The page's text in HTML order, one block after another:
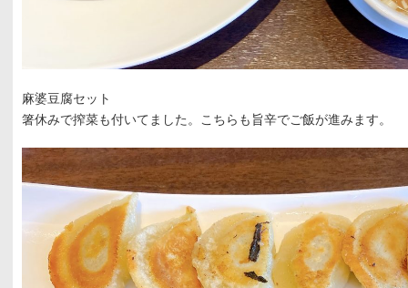
麻婆豆腐セット
箸休みで搾菜も付いてました。こちらも旨辛でご飯が進みます。